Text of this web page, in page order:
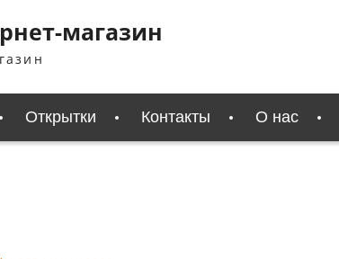
магазин
Открытки Контакты О нас